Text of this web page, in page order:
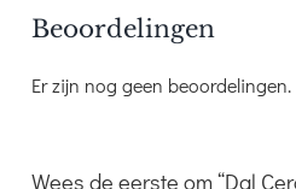
Beoordelingen
Er zijn nog geen beoordelingen.
Wees de eerste om “Dal